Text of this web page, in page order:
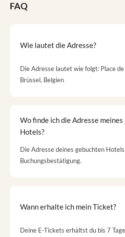
FAQ
Wie lautet die Adresse?
Die Adresse lautet wie folgt: Place
Brüssel, Belgien
Wo finde ich die Adresse
Hotels?
Die Adresse deines gebuchten
Buchungsbestätigung.
Wann erhalte ich mein Ticket?
Deine E-Tickets erhältst du bis 7